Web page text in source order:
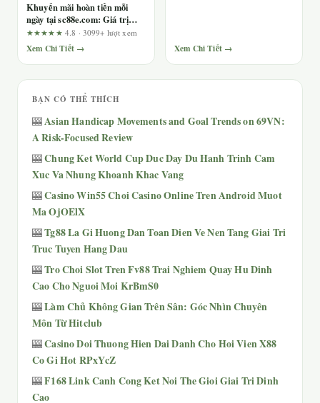
Khuyến mãi hoàn tiền mỗi
ngày tại sc88e.com: Giá trị
thực sau điều kiện doanh thu
★★★★★ 4.8 · 3099+ lượt xem
Xem Chi Tiết → Xem Chi Tiết →
BẠN CÓ THỂ THÍCH
🎰Asian Handicap Movements and Goal Trends on 69VN:
A Risk-Focused Review
🎰Chung Ket World Cup Duc Day Du Hanh Trinh Cam
Xuc Va Nhung Khoanh Khac Vang
🎰Casino Win55 Choi Casino Online Tren Android Muot
Ma OjOElX
🎰Tg88 La Gi Huong Dan Toan Dien Ve Nen Tang Giai Tri
Truc Tuyen Hang Dau
🎰Tro Choi Slot Tren Fv88 Trai Nghiem Quay Hu Dinh
Cao Cho Nguoi Moi KrBmS0
🎰Làm Chủ Không Gian Trên Sân: Góc Nhìn Chuyên
Môn Từ Hitclub
🎰Casino Doi Thuong Hien Dai Danh Cho Hoi Vien X88
Co Gi Hot RPxYcZ
🎰F168 Link Canh Cong Ket Noi The Gioi Giai Tri Dinh
Cao